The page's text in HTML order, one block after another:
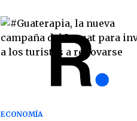
ECONOMÍA